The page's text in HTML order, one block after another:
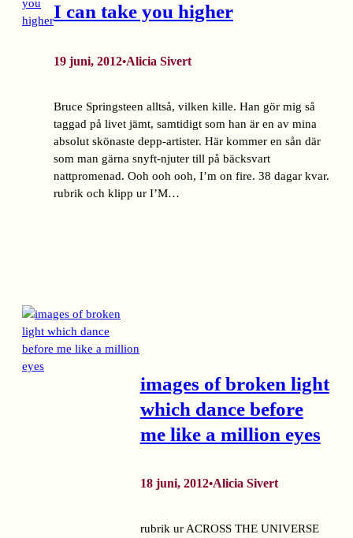
I can take you higher
19 juni, 2012•Alicia Sivert
Bruce Springsteen alltså, vilken kille. Han gör mig så
taggad på livet jämt, samtidigt som han är en av mina
absolut skönaste depp-artister. Här kommer en sån där
som man gärna snyft-njuter till på bäcksvart
nattpromenad. Ooh ooh ooh, I’m on fire. 38 dagar kvar.
rubrik och klipp ur I’M…
images of broken light
which dance before
me like a million eyes
18 juni, 2012•Alicia Sivert
rubrik ur ACROSS THE UNIVERSE